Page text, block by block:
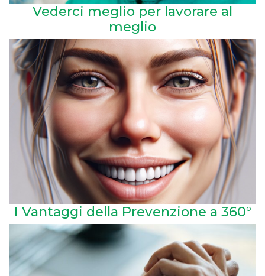
Vederci meglio per lavorare al
meglio
I Vantaggi della Prevenzione a 360°